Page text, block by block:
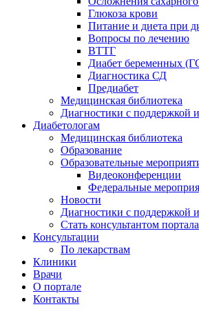
Глюкоза крови
Питание и диета при
Вопросы по лечению
ВТТГ
Диабет беременных
Диагностика СД
Предиабет
Медицинская библиотека
Диагностики с поддержкой
Диабетологам
Медицинская библиотека
Образование
Образовательные
Видеоконференции
Федеральные
Новости
Диагностики с поддержкой
Стать консультантом портала
Консультации
По лекарствам
Клиники
Врачи
О портале
Контакты